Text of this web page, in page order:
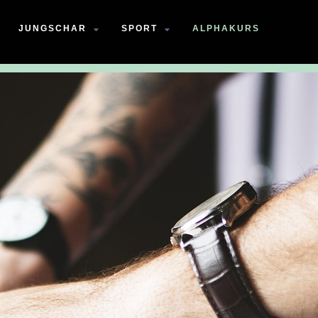
JUNGSCHAR SPORT ALPHAKURS